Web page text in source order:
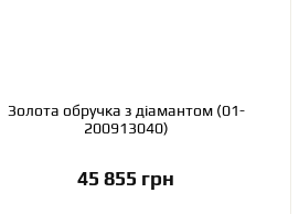
Золота обручка з діамантом (01-
200913040)
45 855 грн
До кошика